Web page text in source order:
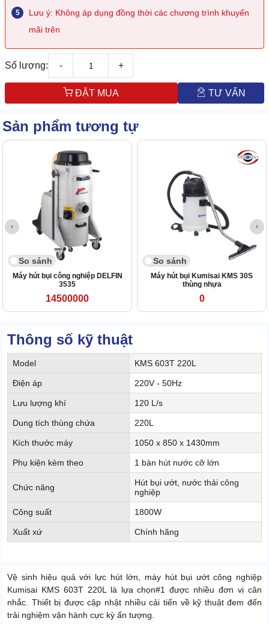
Lưu ý: Không áp dụng đồng thời các chương trình khuyến
mãi trên
Số lượng: - +
ĐẶT MUA TƯ VẤN
Sản phẩm tương tự
So sánh
Máy hút bụi công nghiệp DELFIN
3535
14500000
So sánh
Máy hút bụi Kumisai KMS 30S
thùng nhựa
0
Thông số kỹ thuật
Model KMS 603T 220L
Điện áp 220V - 50Hz
Lưu lượng khí 120 L/s
Dung tích thùng chứa 220L
Kích thước máy 1050 x 850 x 1430mm
Phụ kiện kèm theo 1 bàn hút nước cỡ lớn
Chức năng
Hút bụi ướt, nước thải công
nghiệp
Công suất 1800W
Xuất xứ Chính hãng
Vệ sinh hiệu quả với lực hút lớn, máy hút bụi ướt công nghiệp
Kumisai KMS 603T 220L là lựa chọn#1 được nhiều đơn vị cân
nhắc. Thiết bị được cập nhật nhiều cải tiến về kỹ thuật đem đến
trải nghiệm vận hành cực kỳ ấn tượng.